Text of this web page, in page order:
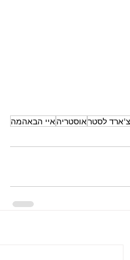
לסטראוסטריהאיי הבאהמה